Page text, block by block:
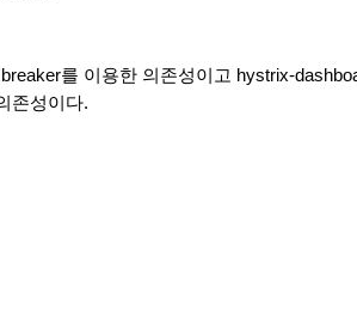
를 이용한 의존성이고 hystrix-
존성이다.